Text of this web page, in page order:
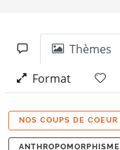
Thèmes
Format
NOS COUPS DE COEUR
ANTHROPOMORPHISME